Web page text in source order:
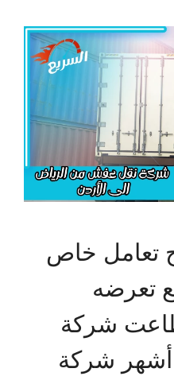
تعامل خاص
تعرضه
شركة
أشهر شركة